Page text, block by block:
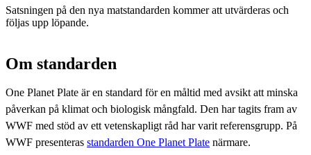
Satsningen på den nya matstandarden kommer att utvärderas och
följas upp löpande.
Om standarden
One Planet Plate är en standard för en måltid med avsikt att minska
påverkan på klimat och biologisk mångfald. Den har tagits fram av
WWF med stöd av ett vetenskapligt råd har varit referensgrupp. På
WWF presenteras standarden One Planet Plate närmare.